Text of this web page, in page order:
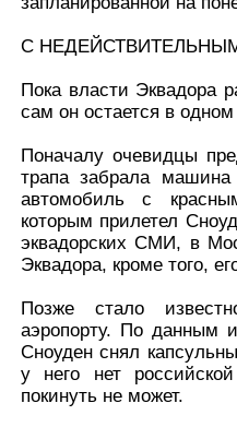
С
Пока власти Эквадора
сам он остается в
Поначалу очевидцы
трапа забрала
автомобиль с
которым прилетел
эквадорских СМИ, в
Эквадора, кроме того,
Позже стало
аэропорту. По данным
Сноуден снял
у него нет
покинуть не может.